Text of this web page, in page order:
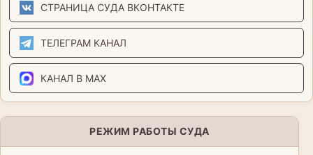
СТРАНИЦА СУДА ВКОНТАКТЕ
ТЕЛЕГРАМ КАНАЛ
КАНАЛ В MAX
РЕЖИМ РАБОТЫ СУДА